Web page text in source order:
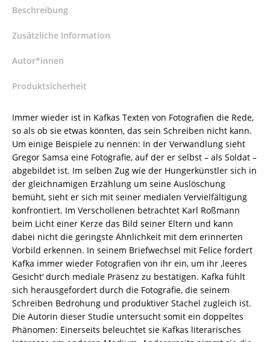
(Hrsg.),
Neuhaus
–
9783826038785
978-
3-
8260-
3878-
5
/
978-
3-
82-
603878-
5
Menge
Beschreibung
Zusätzliche Information
Autor*innen
Produktsicherheit
Immer wieder ist in Kafkas Texten von Fotografien die Rede,
so als ob sie etwas könnten, das sein Schreiben nicht kann.
Um einige Beispiele zu nennen: In der Verwandlung sieht
Gregor Samsa eine Fotografie, auf der er selbst – als Soldat –
abgebildet ist. Im selben Zug wie der Hungerkünstler sich in
der gleichnamigen Erzählung um seine Auslöschung
bemüht, sieht er sich mit seiner medialen Vervielfältigung
konfrontiert. Im Verschollenen betrachtet Karl Roßmann
beim Licht einer Kerze das Bild seiner Eltern und kann
dabei nicht die geringste Ähnlichkeit mit dem erinnerten
Vorbild erkennen. In seinem Briefwechsel mit Felice fordert
Kafka immer wieder Fotografien von ihr ein, um ihr ‚leeres
Gesicht‘ durch mediale Präsenz zu bestätigen. Kafka fühlt
sich herausgefordert durch die Fotografie, die seinem
Schreiben Bedrohung und produktiver Stachel zugleich ist.
Die Autorin dieser Studie untersucht somit ein doppeltes
Phänomen: Einerseits beleuchtet sie Kafkas literarisches